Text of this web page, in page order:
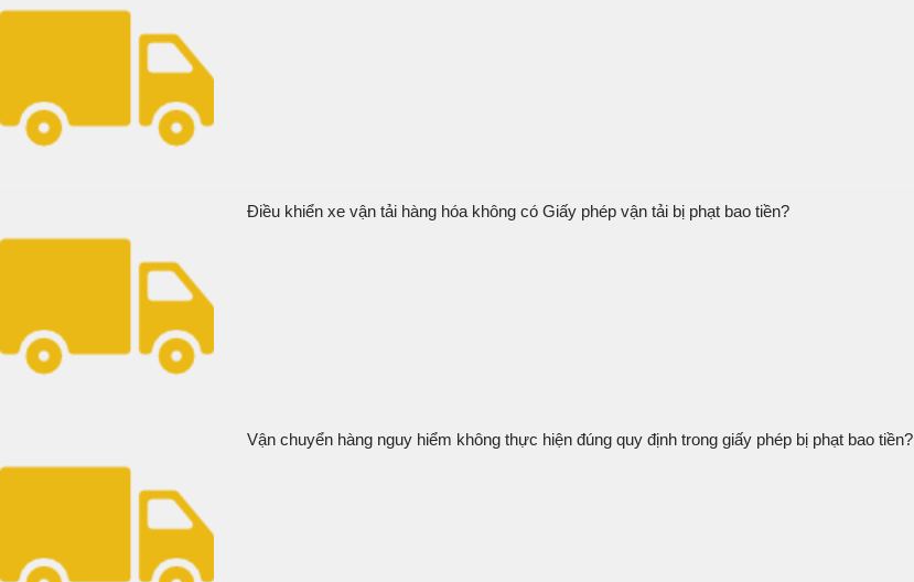
Điều khiển xe vận tải hàng hóa không có Giấy phép vận tải bị phạt bao tiền?
Vận chuyển hàng nguy hiểm không thực hiện đúng quy định trong giấy phép bị phạt bao tiền?